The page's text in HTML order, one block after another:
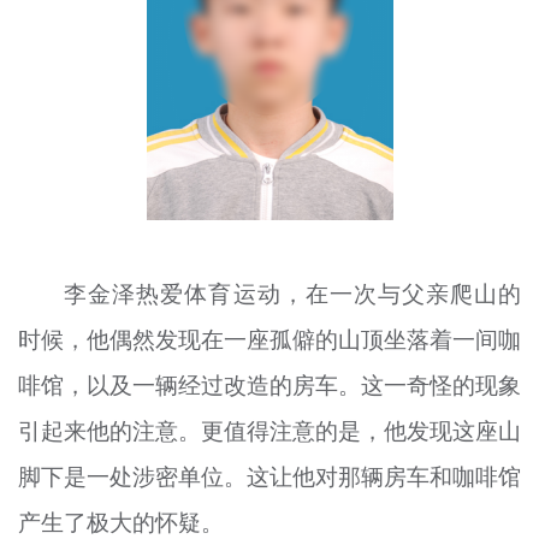
北京宣传文化引导基金
宣传思想文化人才
资料库
+
李金泽热爱体育运动，在一次与父亲爬山的
时候，他偶然发现在一座孤僻的山顶坐落着一间咖
啡馆，以及一辆经过改造的房车。这一奇怪的现象
引起来他的注意。更值得注意的是，他发现这座山
脚下是一处涉密单位。这让他对那辆房车和咖啡馆
产生了极大的怀疑。